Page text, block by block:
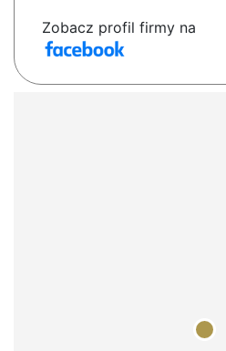
Zobacz profil firmy na